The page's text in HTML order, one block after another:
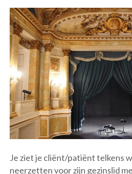
Je ziet je cliënt/patiënt telkens
neerzetten voor zijn gezinslid